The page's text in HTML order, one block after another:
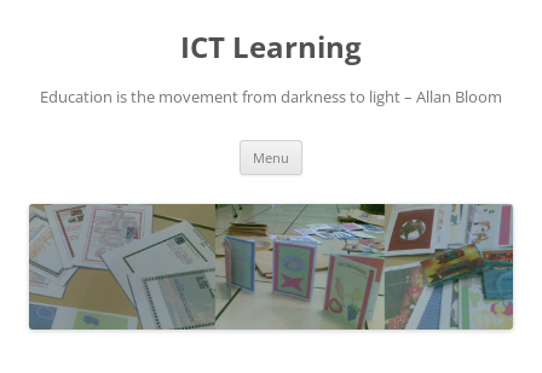
ICT Learning
Education is the movement from darkness to light – Allan Bloom
Menu